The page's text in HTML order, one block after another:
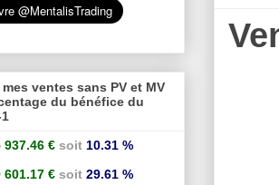
ventes sans PV et MV
du bénéfice du
937.46 € soit 10.31 %
601.17 € soit 29.61 %